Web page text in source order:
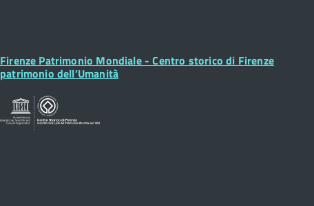
Footer
Widget
Firenze Patrimonio Mondiale - Centro storico di Firenze
patrimonio dell’Umanità